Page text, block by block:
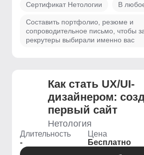
Сертификат Нетологии В
Составить портфолио, резюме и
сопроводительное письмо, чтобы
рекрутеры выбирали именно вас
Как стать UX/UI-
дизайнером:
первый сайт
Нетология
Длительность
-
Цена
Бесплатно